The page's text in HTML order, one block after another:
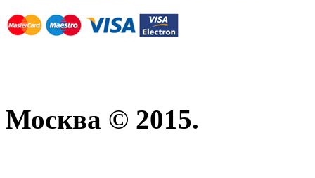
Москва © 2015.